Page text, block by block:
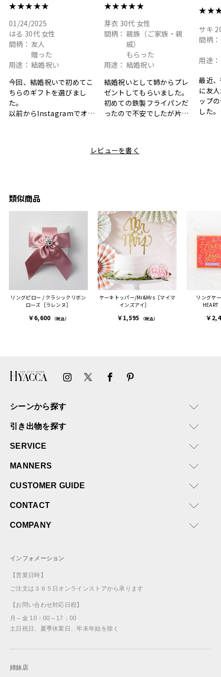
★★★★★
01/24/2025
はる 30代 女性
間柄： 友人
贈った
用途： 結婚祝い
今回、結婚祝いで初めてこ
ちらのギフトを選びまし
た。
以前からInstagramでオシ
と大好きなカレーのセット
ちらも大変気に入ったと写
を選んでよかったし他の友
人にもお勧めしたいと感じ
ました。
また、こちら不注意でメー
ルアドレスを誤って入力し
登録してログインできなく
困った際にも、迅速に回答
連絡があり大変助かりまし
★★★★★
芽衣 30代 女性
間柄： 親族（ご家族・親
戚）
もらった
用途： 結婚祝い
結婚祝いとして姉からプレ
ゼントしてもらいました。
初めての鉄製フライパンだ
ったので不安でしたが片手
利です。洗い物も減って一
で、いい思い出になりまし
た。
サキ
間柄：
用途：
最近
に友
ップ
した。
レビューを書く
類似商品
リングピロー / クラシックリボン
ローズ［ラレンヌ］
￥6,600 （税込）
ケーキトッパー/Mr&Mrs［マイマ
インズアイ］
￥1,595 （税込）
リングケ
￥
シーンから探す
引き出物を探す
SERVICE
MANNERS
CUSTOMER GUIDE
CONTACT
COMPANY
インフォメーション
【営業日時】
ご注文は３６５日オンラインストアから承ります
【お問い合わせ対応日程】
月～金 10：00～17：00
土日祝日、夏季休業日、年末年始を除く
姉妹店